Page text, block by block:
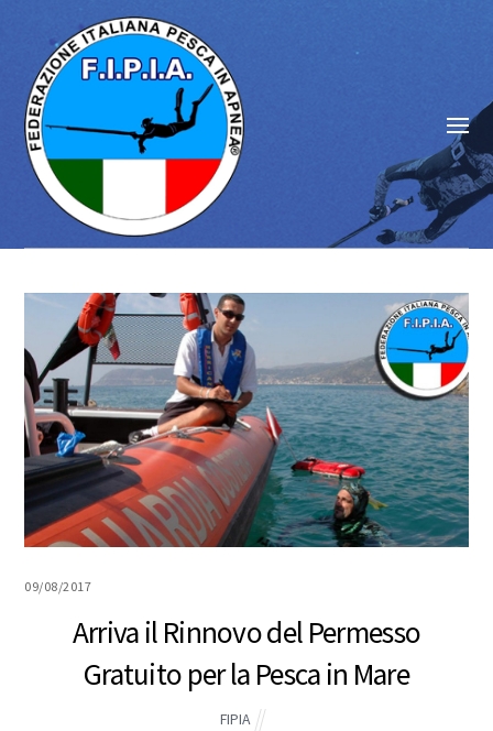
09/08/2017
Arriva il Rinnovo del Permesso
Gratuito per la Pesca in Mare
FIPIA